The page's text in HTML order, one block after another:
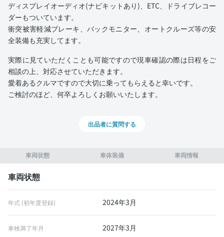
車両状態 車体装備 車両情報
車両状態
年式 (初年度登録) 2024年3月
車検満了年月 2027年3月
ディスプレイオーディオ(ナビキットあり)、ETC、ドライブレコー
ダーもついています。
衝突被害軽減ブレーキ、バックモニター、オートクルーズ等の安
全装備も充実してます。
実際に見ていただくことも可能ですので現車確認の際は日程をご
相談の上、対応させていただきます。
愛着あるクルマですので大切に乗ってもらえると幸いです。
ご検討のほど、何卒よろしくお願いいたします。
出品者に質問する